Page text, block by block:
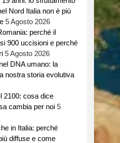
Nord Italia non è più
5 Agosto 2026
perché il
900 uccisioni e perché
5 Agosto 2026
DNA umano: la
nostra storia evolutiva
2100: cosa dice
cambia per noi 5
in Italia: perché
diffuse e come